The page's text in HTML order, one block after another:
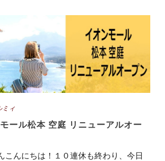
ミィ
ール松本 空庭 リニューアルオー
こんにちは！１０連休も終わり、今日